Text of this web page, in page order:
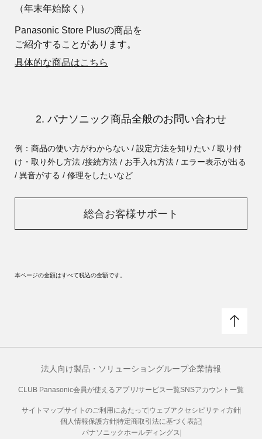
（年末年始除く）
Panasonic Store Plusの商品を
ご紹介することがあります。
具体的な商品はこちら
2. パナソニック商品全般のお問い合わせ
例：商品の使い方がわからない / 設定方法を知りたい / 取り付
け・取り外し方法 /接続方法 / お手入れ方法 / エラー表示が出る
/ 異音がする / 修理をしたいなど
総合お客様サポート
本ページの金額はすべて税込の金額です。
法人向け製品・ソリューショングループ企業情報
CLUB Panasonic会員が使えるアプリ/サービス一覧SNSアカウント一覧
サイトマップサイトのご利用にあたって ウェブアクセシビリティ方針
個人情報保護方針特定商取引法に基づく表記
パナソニックホールディングス